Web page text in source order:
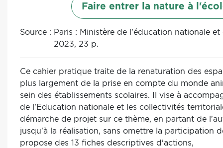
Faire entrer la nature à
Source : Paris : Ministère de l'éducation nationale et
2023, 23 p.
Ce cahier pratique traite de la renaturation des
plus largement de la prise en compte du monde
sein des établissements scolaires. Il vise à
de l'Education nationale et les collectivités
démarche de projet sur ce thème, en partant de
jusqu’à la réalisation, sans omettre la participation
propose des 13 fiches descriptives d'actions,